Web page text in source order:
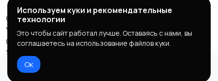
© 2026 Орен-АЙ - Авто | Недвижимость | Работа |
Услуги
Создал Карусов Е.С ООО "ЦПК" ИНН 5609203278 ОГРН
1235600008841
Правила сервиса
Используем куки и рекомендательные
технологии
Это чтобы сайт работал лучше. Оставаясь с нами, вы
соглашаетесь на использование файлов куки.
Ок